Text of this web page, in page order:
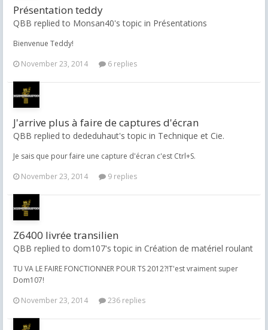
Présentation teddy
QBB replied to Monsan40's topic in Présentations
Bienvenue Teddy!
November 23, 2014
6 replies
J'arrive plus à faire de captures d'écran
QBB replied to dededuhaut's topic in Technique et Cie.
Je sais que pour faire une capture d'écran c'est Ctrl+S.
November 23, 2014
9 replies
Z6400 livrée transilien
QBB replied to dom107's topic in Création de matériel roulant
TU VA LE FAIRE FONCTIONNER POUR TS 2012?!T'est vraiment super
Dom107!
November 23, 2014
236 replies